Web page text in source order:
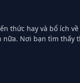
thức hay và bổ ích
nữa. Nơi bạn tìm thấy